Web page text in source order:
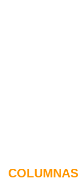
COLUMNAS